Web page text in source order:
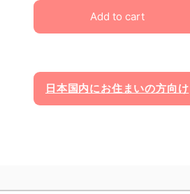
Add to cart
日本国内にお住まいの方向け